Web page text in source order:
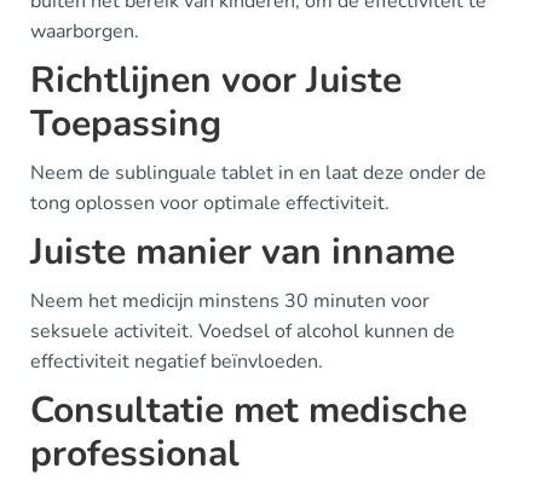
waarborgen.
Richtlijnen voor Juiste
Toepassing
Neem de sublinguale tablet in en laat deze onder de
tong oplossen voor optimale effectiviteit.
Juiste manier van inname
Neem het medicijn minstens 30 minuten voor
seksuele activiteit. Voedsel of alcohol kunnen de
effectiviteit negatief beïnvloeden.
Consultatie met medische
professional